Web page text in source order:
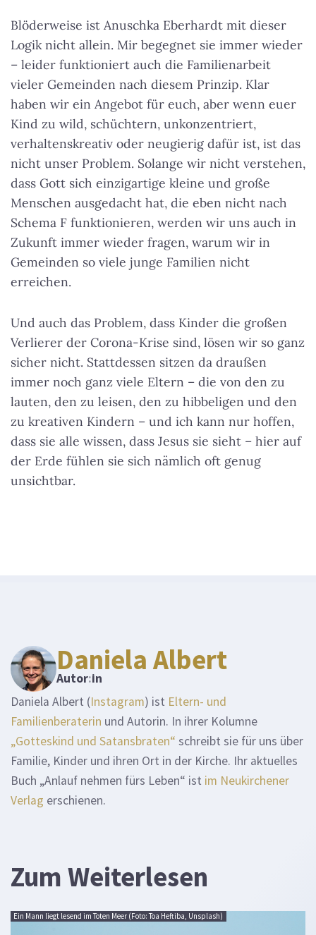
Blöderweise ist Anuschka Eberhardt mit dieser
Logik nicht allein. Mir begegnet sie immer wieder
– leider funktioniert auch die Familienarbeit
vieler Gemeinden nach diesem Prinzip. Klar
haben wir ein Angebot für euch, aber wenn euer
Kind zu wild, schüchtern, unkonzentriert,
verhaltenskreativ oder neugierig dafür ist, ist das
nicht unser Problem. Solange wir nicht verstehen,
dass Gott sich einzigartige kleine und große
Menschen ausgedacht hat, die eben nicht nach
Schema F funktionieren, werden wir uns auch in
Zukunft immer wieder fragen, warum wir in
Gemeinden so viele junge Familien nicht
erreichen.
Und auch das Problem, dass Kinder die großen
Verlierer der Corona-Krise sind, lösen wir so ganz
sicher nicht. Stattdessen sitzen da draußen
immer noch ganz viele Eltern – die von den zu
lauten, den zu leisen, den zu hibbeligen und den
zu kreativen Kindern – und ich kann nur hoffen,
dass sie alle wissen, dass Jesus sie sieht – hier auf
der Erde fühlen sie sich nämlich oft genug
unsichtbar.
Daniela Albert
Autor:in
Daniela Albert (Instagram) ist Eltern- und
Familienberaterin und Autorin. In ihrer Kolumne
„Gotteskind und Satansbraten“ schreibt sie für uns über
Familie, Kinder und ihren Ort in der Kirche. Ihr aktuelles
Buch „Anlauf nehmen fürs Leben“ ist im Neukirchener
Verlag erschienen.
Zum Weiterlesen
Ein Mann liegt lesend im Toten Meer (Foto: Toa Heftiba, Unsplash)